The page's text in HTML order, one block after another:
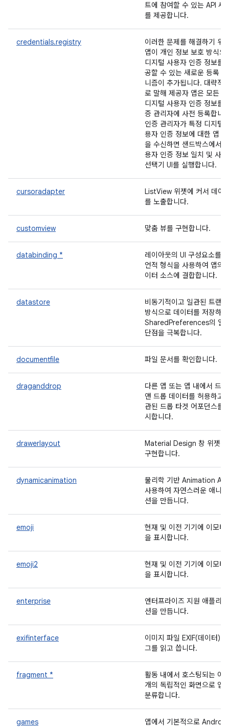
트에 참여할 수 있는 API 세
를 제공합니다.
credentials.registry
이러한 문제를 해결하기 위
앱이 개인 정보 보호 방식으
디지털 사용자 인증 정보를
공할 수 있는 새로운 등록
니즘이 추가됩니다. 대략적
로 말해 제공자 앱은 모든
디지털 사용자 인증 정보를
증 관리자에 사전 등록합니
인증 관리자가 특정 디지털
용자 인증 정보에 대한 앱
을 수신하면 샌드박스에서
용자 인증 정보 일치 및 사
선택기 UI를 실행합니다.
cursoradapter
ListView 위젯에 커서 데이
를 노출합니다.
customview 맞춤 뷰를 구현합니다.
databinding *
레이아웃의 UI 구성요소를
언적 형식을 사용하여 앱의
이터 소스에 결합합니다.
datastore
비동기적이고 일관된 트랜
방식으로 데이터를 저장하여
SharedPreferences의 일
단점을 극복합니다.
documentfile 파일 문서를 확인합니다.
draganddrop
다른 앱 또는 앱 내에서 드
앤 드롭 데이터를 허용하고
관된 드롭 타겟 어포던스를
시합니다.
drawerlayout
Material Design 창 위젯을
구현합니다.
dynamicanimation
물리학 기반 Animation API
사용하여 자연스러운 애니
션을 만듭니다.
emoji
현재 및 이전 기기에 이모티
을 표시합니다.
emoji2
현재 및 이전 기기에 이모티
을 표시합니다.
enterprise
엔터프라이즈 지원 애플리
션을 만듭니다.
exifinterface
이미지 파일 EXIF(데이터) 태
그를 읽고 씁니다.
fragment *
활동 내에서 호스팅되는 여
개의 독립적인 화면으로 앱
분류합니다.
games
앱에서 기본적으로 Android